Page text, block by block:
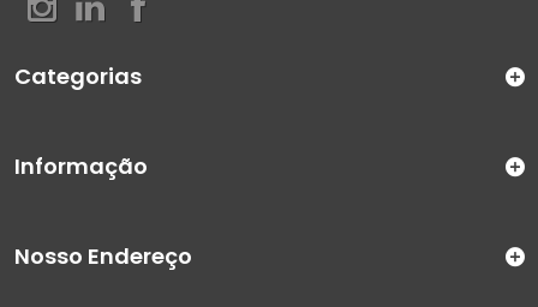
Categorias
Informação
Nosso Endereço